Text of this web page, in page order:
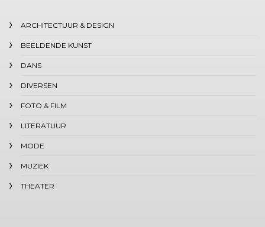
ARCHITECTUUR & DESIGN
BEELDENDE KUNST
DANS
DIVERSEN
FOTO & FILM
LITERATUUR
MODE
MUZIEK
THEATER